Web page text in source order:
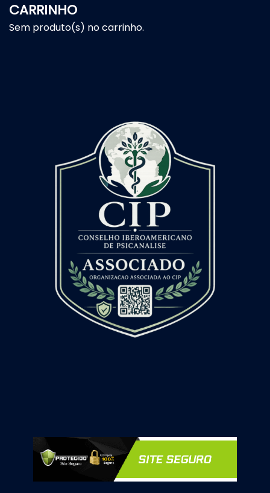
CARRINHO
Sem produto(s) no carrinho.